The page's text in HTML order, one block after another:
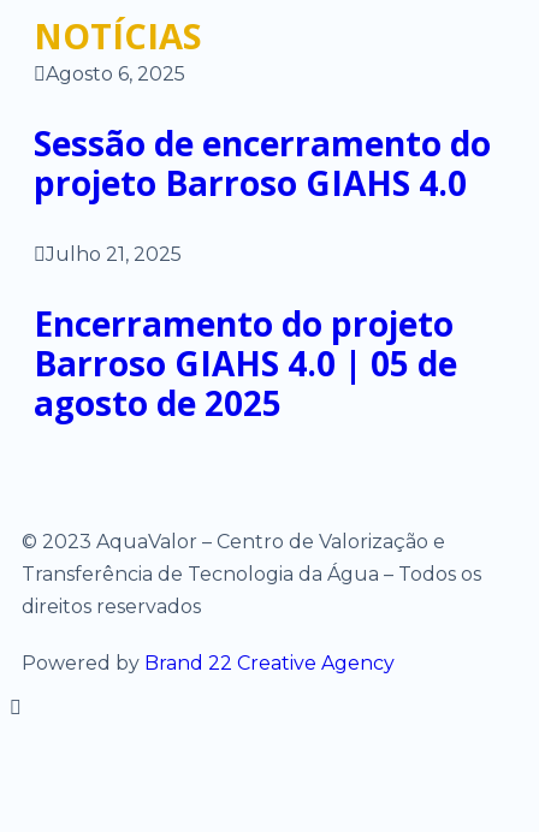
NOTÍCIAS
Agosto 6, 2025
Sessão de encerramento do
projeto Barroso GIAHS 4.0
Julho 21, 2025
Encerramento do projeto
Barroso GIAHS 4.0 | 05 de
agosto de 2025
© 2023 AquaValor – Centro de Valorização e
Transferência de Tecnologia da Água – Todos os
direitos reservados
Powered by Brand 22 Creative Agency